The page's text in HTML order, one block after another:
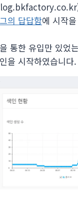
의 답답함에 시작
통한 유입만 있었
을 시작하였습니다.